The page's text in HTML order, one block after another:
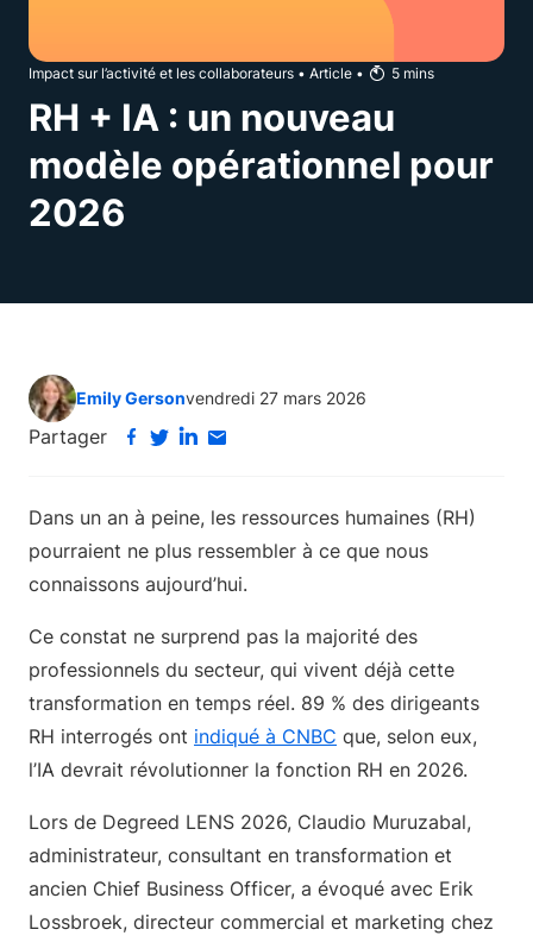
Impact sur l’activité et les collaborateurs • Article • 5 mins
RH + IA : un nouveau
modèle opérationnel pour
2026
Emily Gersonvendredi 27 mars 2026
Partager
Dans un an à peine, les ressources humaines (RH)
pourraient ne plus ressembler à ce que nous
connaissons aujourd’hui.
Ce constat ne surprend pas la majorité des
professionnels du secteur, qui vivent déjà cette
transformation en temps réel. 89 % des dirigeants
RH interrogés ont indiqué à CNBC que, selon eux,
l’IA devrait révolutionner la fonction RH en 2026.
Lors de Degreed LENS 2026, Claudio Muruzabal,
administrateur, consultant en transformation et
ancien Chief Business Officer, a évoqué avec Erik
Lossbroek, directeur commercial et marketing chez